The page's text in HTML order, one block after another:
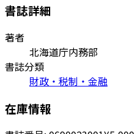
書誌詳細
著者
北海道庁内務部
書誌分類
財政・税制・金融
在庫情報